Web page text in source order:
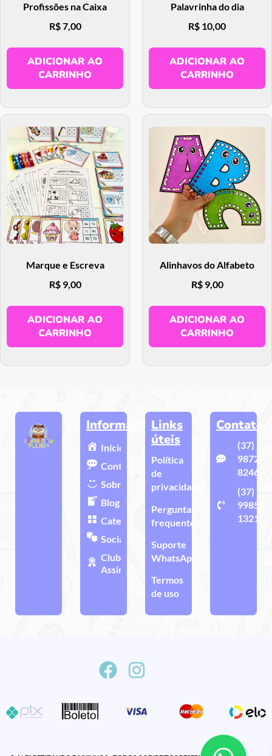
Profissões na Caixa
R$7,00
ADICIONAR AO
CARRINHO
Palavrinha do dia
R$ 10,00
ADICIONAR AO
CARRINHO
Marque e Escreva
R$9,00
ADICIONAR AO
CARRINHO
Alinhavos do Alfabeto
R$9,00
ADICIONAR AO
CARRINHO
Informações
Início
Contato
Sobre
Blog
Categorias
Sociais
Clube de
Assinatura
Links
úteis
Política
de
privacidade
Perguntas
frequentes
Suporte
WhatsApp
Termos
de uso
Contato
(37)
9872-
8246
(37)
99858-
1321